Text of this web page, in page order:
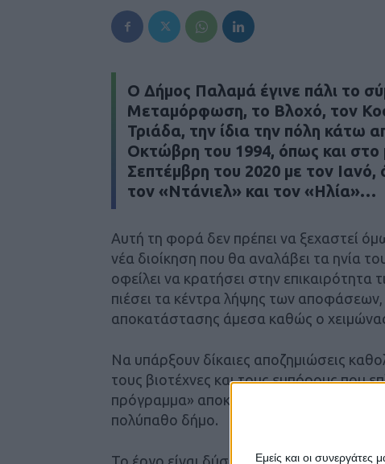
Εμείς και οι
Ο Δήμος Παλαμά έγινε πάλι το
Μεταμόρφωση, το Βλοχό, τον
Τριάδα, την ίδια την πόλη κάτω
Οκτώβρη του 1994, όπως και στο
Σεπτέμβρη του 2020 με τον
τον «Ντάνιελ» και τον «Ηλία»…
Αυτή τη φορά δεν πρέπει να ξεχαστεί
νέα διοίκηση που θα αναλάβει τα ηνία
οφείλει να κρατήσει στην επικαιρότητα
πιέσει τα κέντρα λήψης των αποφάσεων,
αποκατάστασης άμεσα καθώς ο
Να υπάρξουν δίκαιες αποζημιώσεις
τους βιοτέχνες και τους εμπόρους που
πρόγραμμα» αποκατάστασης και ένα
πολύπαθο δήμο.